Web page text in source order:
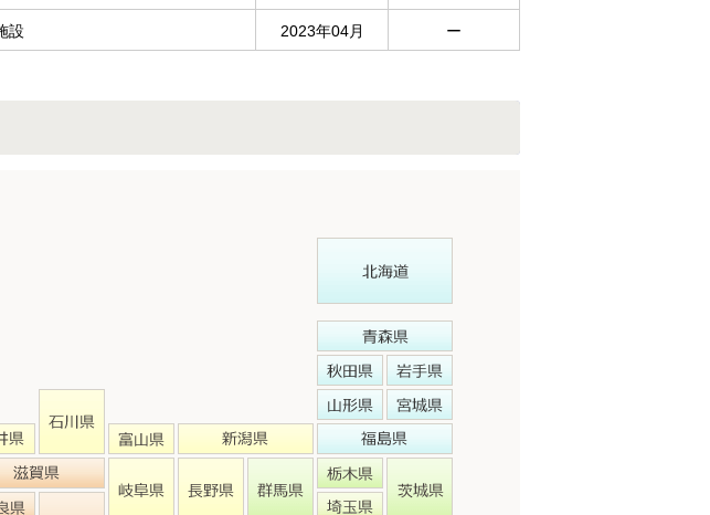
設 2023年04月 ー